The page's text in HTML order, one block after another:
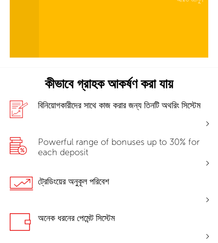
কীভাবে গ্রাহক আকর্ষণ করা যায়
বিনিয়োগকারীদের সাথে কাজ করার জন্য তিনটি অথরিং সিস্টেম
Powerful range of bonuses up to 30% for
each deposit
ট্রেডিংয়ের অনুকূল পরিবেশ
অনেক ধরনের পেমেন্ট সিস্টেম